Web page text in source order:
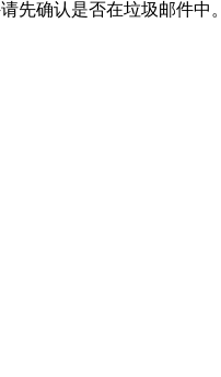
先确认是否在垃圾邮件中。